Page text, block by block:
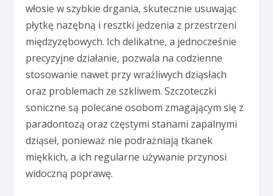
włosie w szybkie drgania, skutecznie usuwając
płytkę nazębną i resztki jedzenia z przestrzeni
międzyzębowych. Ich delikatne, a jednocześnie
precyzyjne działanie, pozwala na codzienne
stosowanie nawet przy wrażliwych dziąsłach
oraz problemach ze szkliwem. Szczoteczki
soniczne są polecane osobom zmagającym się z
paradontozą oraz częstymi stanami zapalnymi
dziąseł, ponieważ nie podrażniają tkanek
miękkich, a ich regularne używanie przynosi
widoczną poprawę.